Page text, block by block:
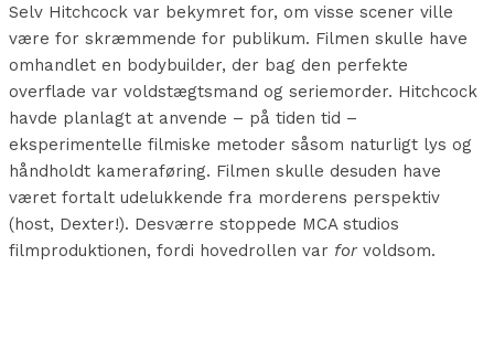
Selv Hitchcock var bekymret for, om visse scener ville
være for skræmmende for publikum. Filmen skulle have
omhandlet en bodybuilder, der bag den perfekte
overflade var voldstægtsmand og seriemorder. Hitchcock
havde planlagt at anvende – på tiden tid –
eksperimentelle filmiske metoder såsom naturligt lys og
håndholdt kameraføring. Filmen skulle desuden have
været fortalt udelukkende fra morderens perspektiv
(host, Dexter!). Desværre stoppede MCA studios
filmproduktionen, fordi hovedrollen var for voldsom.